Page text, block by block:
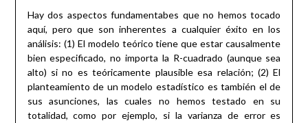
Hay dos aspectos fundamentabes que no hemos tocado
aquí, pero que son inherentes a cualquier éxito en los
análisis: (1) El modelo teórico tiene que estar causalmente
bien especificado, no importa la R-cuadrado (aunque sea
alto) si no es teóricamente plausible esa relación; (2) El
planteamiento de un modelo estadístico es también el de
sus asunciones, las cuales no hemos testado en su
totalidad, como por ejemplo, si la varianza de error es